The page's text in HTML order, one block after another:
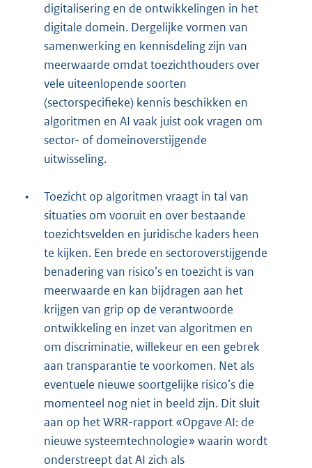
digitalisering en de ontwikkelingen in het
digitale domein. Dergelijke vormen van
samenwerking en kennisdeling zijn van
meerwaarde omdat toezichthouders over
vele uiteenlopende soorten
(sectorspecifieke) kennis beschikken en
algoritmen en AI vaak juist ook vragen om
sector- of domeinoverstijgende
uitwisseling.
•
Toezicht op algoritmen vraagt in tal van
situaties om vooruit en over bestaande
toezichtsvelden en juridische kaders heen
te kijken. Een brede en sectoroverstijgende
benadering van risico’s en toezicht is van
meerwaarde en kan bijdragen aan het
krijgen van grip op de verantwoorde
ontwikkeling en inzet van algoritmen en
om discriminatie, willekeur en een gebrek
aan transparantie te voorkomen. Net als
eventuele nieuwe soortgelijke risico’s die
momenteel nog niet in beeld zijn. Dit sluit
aan op het WRR-rapport «Opgave AI: de
nieuwe systeemtechnologie» waarin wordt
onderstreept dat AI zich als